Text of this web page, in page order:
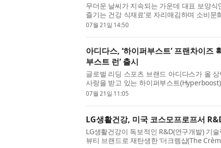
무더운 날씨가 지속되는 가운데 대표 보양식
즐기는 건강 식재료’로 자리매김하며 소비
회(회장 신영래)와 민물장어자조금관...
07월 21일 14:50
아디다스, ‘하이퍼부스트’ 프랜차이
부스트 런’ 출시
글로벌 리딩 스포츠 브랜드 아디다스가 올
사랑을 받고 있는 하이퍼부스트
(Hyperboost Run)’과 새로운 컬러웨이를...
07월 21일 11:05
LG생활건강, 미국 코스모프로프서
LG생활건강이 독보적인 R&D(연구개발) 기
뷰티 브랜드로 재탄생한 ‘더크렘샵(The